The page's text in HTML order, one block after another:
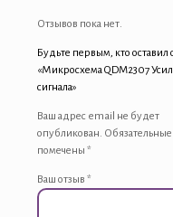
Отзывов пока нет.
Будьте первым, кто оставил
«Микросхема QDM2307
сигнала»
Ваш адрес email не будет
опубликован.
помечены *
Ваш отзыв *